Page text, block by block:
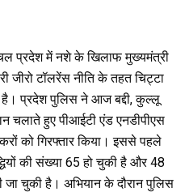
प्रदेश में नशे के खिलाफ मुख्यमंत्री
जीरो टॉलरेंस नीति के तहत चिट्टा
है। प्रदेश पुलिस ने आज बद्दी, कुल्लू
चलाते हुए पीआईटी एंड एनडीपीएस
को गिरफ्तार किया। इससे पहले
की संख्या 65 हो चुकी है और 48
चुकी है। अभियान के दौरान पुलिस